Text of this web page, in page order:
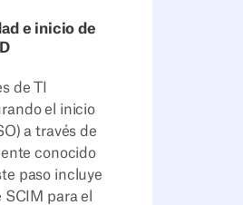
e inicio de
de TI
el inicio
a través de
conocido
paso incluye
para el